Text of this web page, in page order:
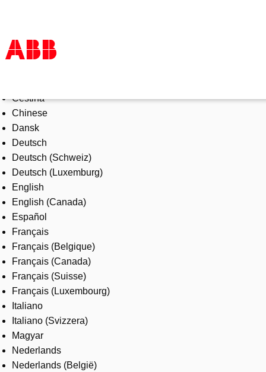
Products & Solutions
Industries
Services
About us
Where to buy
Contact us
Careers
Čeština
Chinese
Dansk
Deutsch
Deutsch (Schweiz)
Deutsch (Luxemburg)
English
English (Canada)
Español
Français
Français (Belgique)
Français (Canada)
Français (Suisse)
Français (Luxembourg)
Italiano
Italiano (Svizzera)
Magyar
Nederlands
Nederlands (België)